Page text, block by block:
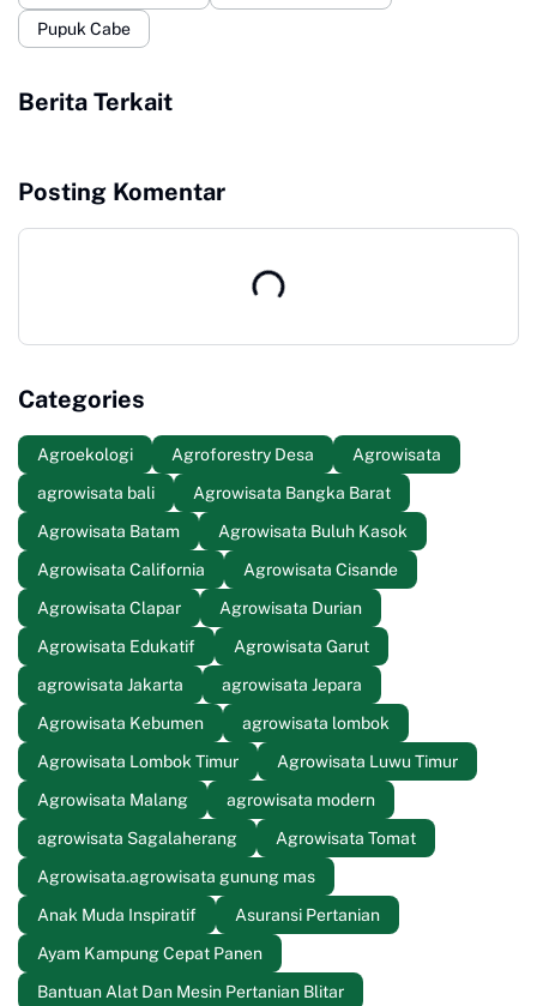
Pupuk Cabe
Berita Terkait
Posting Komentar
Categories
Agroekologi Agroforestry Desa
Agrowisata
agrowisata bali
Agrowisata Bangka Barat
Agrowisata Batam
Agrowisata Buluh Kasok
Agrowisata California
Agrowisata Cisande
Agrowisata Clapar
Agrowisata Durian
Agrowisata Edukatif
Agrowisata Garut
agrowisata Jakarta
agrowisata Jepara
Agrowisata Kebumen
agrowisata lombok
Agrowisata Lombok Timur
Agrowisata Luwu Timur
Agrowisata Malang
agrowisata modern
agrowisata Sagalaherang
Agrowisata Tomat
Agrowisata.agrowisata gunung mas
Anak Muda Inspiratif
Asuransi Pertanian
Ayam Kampung Cepat Panen
Bantuan Alat Dan Mesin Pertanian Blitar